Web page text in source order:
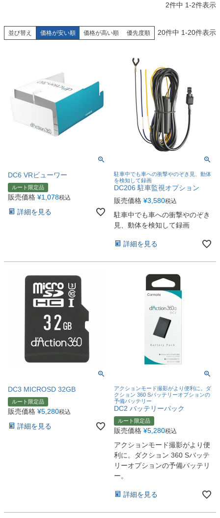
2件中 1-2件表示
並び替え 価格が安い順 価格が高い順 優先度順 20件中 1-20件表示
DC6 VRビューワー
ルート限定品
販売価格 ¥1,078税込
詳細を見る
駐車中でも車への衝撃やのぞき見、動体
を検知して録画
DC206 駐車監視オプション
販売価格 ¥3,580税込
駐車中でも車への衝撃やのぞき
見、動体を検知して録画
詳細を見る
DC3 MICROSD 32GB
ルート限定品
販売価格 ¥5,280税込
詳細を見る
アクションモード撮影がより便利に。ダ
クション 360 Sバッテリーオプションの
予備バッテリー
DC2 バッテリーパック
ルート限定品
販売価格 ¥5,280税込
アクションモード撮影がより便
利に。ダクション 360 Sバッテ
リーオプションの予備バッテリ
ー。
詳細を見る